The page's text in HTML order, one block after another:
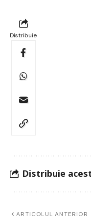
Distribuie
Distribuie
ARTICOLUL ANTERIOR